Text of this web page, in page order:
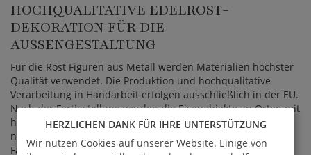
HOCHQUALITATIVE EDELROST-
DEKORATION FÜR DIE
AUSSENGESTALTUNG
Für die Rost Figuren aus Metall werden Materialien höchster
Qualität verwendet. Die Produktion und hochqualitative
Verarbeitung in Handarbeit erfolgen ausschließlich in der EU.
Nach der Fertigstellung werden die Eisenobjekte an Orten mit
hoher Luftfeuchtigkeit und Wärme gelagert, wodurch der
natürliche Rostprozess einsetzt. Hierbei verändert sich der
Farbton ungleichmäßig von einem hellen Orange zu einem
HERZLICHEN DANK FÜR IHRE UNTERSTÜTZUNG
Wir nutzen Cookies auf unserer Website. Einige von